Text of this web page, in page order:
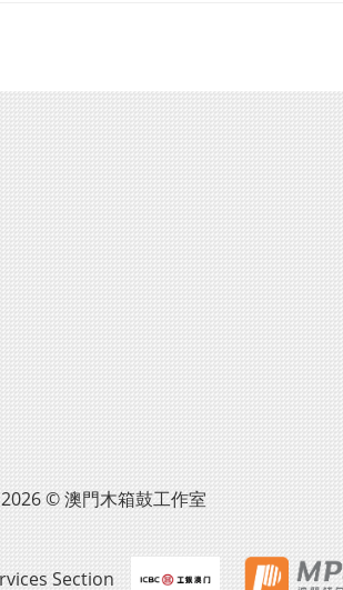
2026 © 澳門木箱鼓工作室